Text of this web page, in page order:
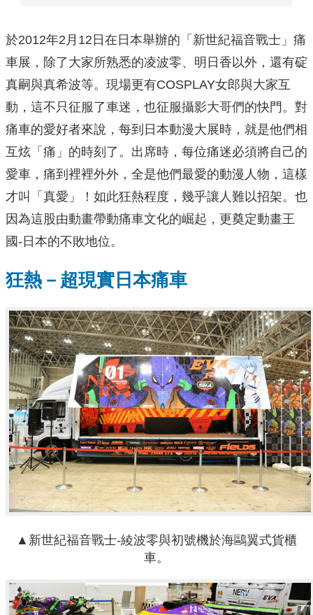
於2012年2月12日在日本舉辦的「新世紀福音戰士」痛
車展，除了大家所熟悉的凌波零、明日香以外，還有碇
真嗣與真希波等。現場更有COSPLAY女郎與大家互
動，這不只征服了車迷，也征服攝影大哥們的快門。對
痛車的愛好者來說，每到日本動漫大展時，就是他們相
互炫「痛」的時刻了。出席時，每位痛迷必須將自己的
愛車，痛到裡裡外外，全是他們最愛的動漫人物，這樣
才叫「真愛」！如此狂熱程度，幾乎讓人難以招架。也
因為這股由動畫帶動痛車文化的崛起，更奠定動畫王
國-日本的不敗地位。
狂熱－超現實日本痛車
▲新世紀福音戰士-綾波零與初號機於海鷗翼式貨櫃
車。